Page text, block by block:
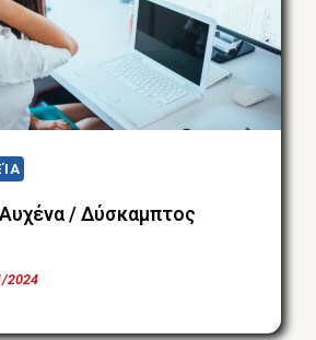
/ Δύσκαμπτος
2024